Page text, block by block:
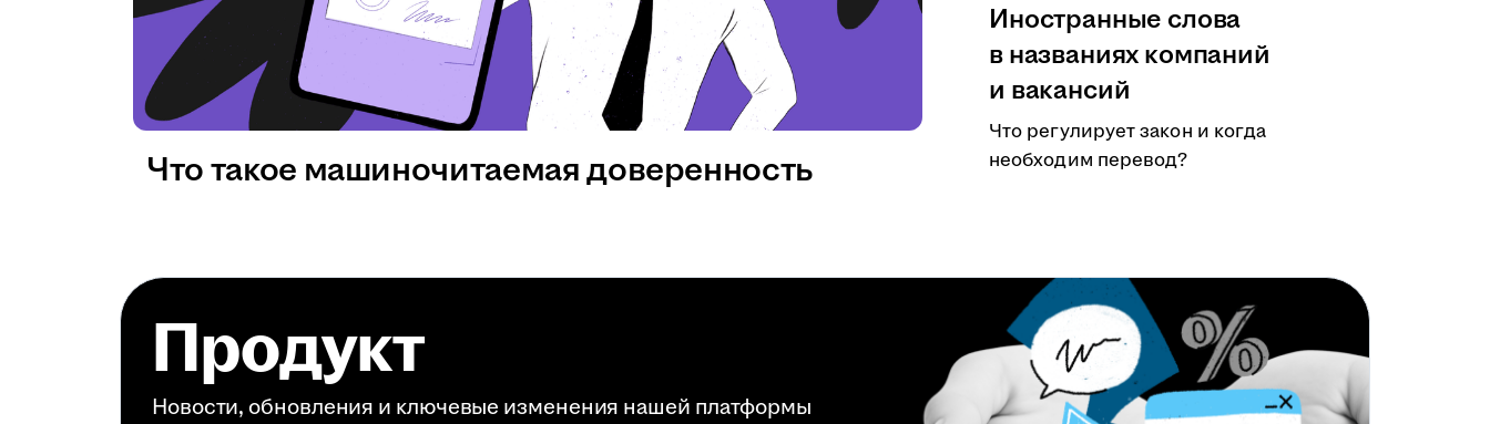
Иностранные слова
в названиях компаний
и вакансий
Что регулирует закон и когда
необходим перевод?
Что такое машиночитаемая доверенность
Продукт
Новости, обновления и ключевые изменения нашей платформы